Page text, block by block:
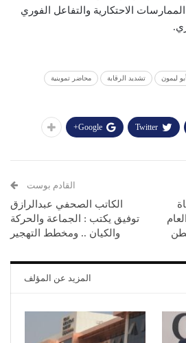
الاحتكارية والتفاعل الفوري
أبو ليمون تشديد الرقابة محاضر تموينية
Twitter
Google+
القادم بوست
الكاتب الصحفي عبدالرازق
توفيق يكتب : الجماعة والحركة
والكيان .. ومخطط التهجير
المزيد عن المؤلف